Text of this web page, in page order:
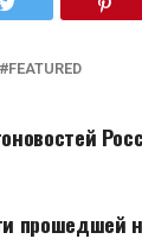
FEATURED
прошедшей